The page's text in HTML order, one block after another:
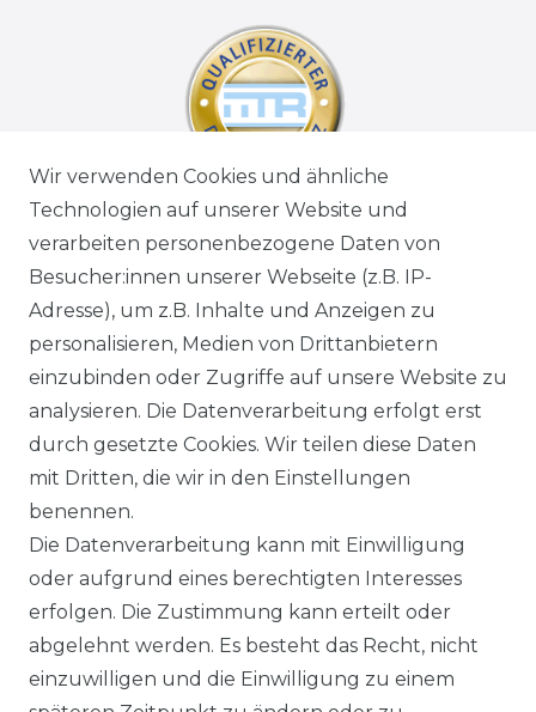
Wir verwenden Cookies und ähnliche
Technologien auf unserer Website und
verarbeiten personenbezogene Daten von
Besucher:innen unserer Webseite (z.B. IP-
Adresse), um z.B. Inhalte und Anzeigen zu
personalisieren, Medien von Drittanbietern
einzubinden oder Zugriffe auf unsere Website zu
analysieren. Die Datenverarbeitung erfolgt erst
durch gesetzte Cookies. Wir teilen diese Daten
mit Dritten, die wir in den Einstellungen
benennen.
Die Datenverarbeitung kann mit Einwilligung
oder aufgrund eines berechtigten Interesses
erfolgen. Die Zustimmung kann erteilt oder
abgelehnt werden. Es besteht das Recht, nicht
einzuwilligen und die Einwilligung zu einem